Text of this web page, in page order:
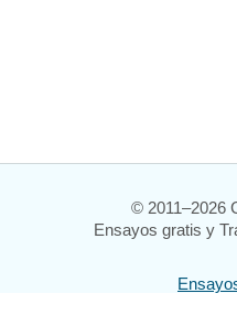
© 2011–2026
Ensayos gratis y